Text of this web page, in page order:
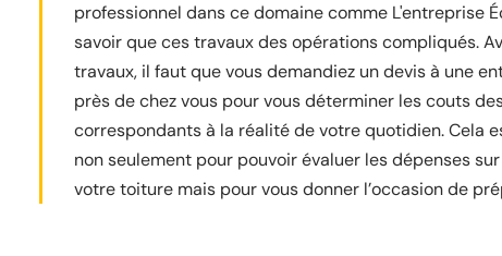
professionnel dans ce domaine comme L'entreprise
savoir que ces travaux des opérations compliqués.
travaux, il faut que vous demandiez un devis à une
près de chez vous pour vous déterminer les couts
correspondants à la réalité de votre quotidien. Cela
non seulement pour pouvoir évaluer les dépenses
votre toiture mais pour vous donner l’occasion de